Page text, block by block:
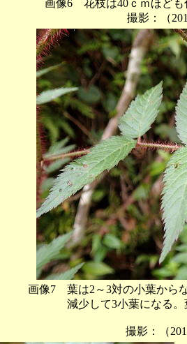
画像6 花枝は40ｃｍほども
撮影：（
画像7 葉は2～3対の小葉から
減少して3小葉になる。葉
撮影：（